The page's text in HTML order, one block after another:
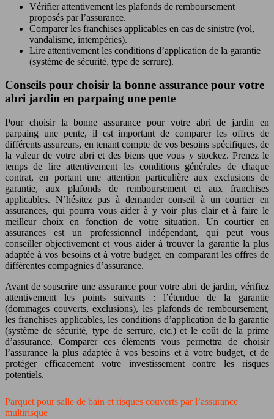
Vérifier attentivement les plafonds de remboursement
proposés par l’assurance.
Comparer les franchises applicables en cas de sinistre (vol,
vandalisme, intempéries).
Lire attentivement les conditions d’application de la garantie
(système de sécurité, type de serrure).
Conseils pour choisir la bonne assurance pour votre
abri jardin en parpaing une pente
Pour choisir la bonne assurance pour votre abri de jardin en
parpaing une pente, il est important de comparer les offres de
différents assureurs, en tenant compte de vos besoins spécifiques, de
la valeur de votre abri et des biens que vous y stockez. Prenez le
temps de lire attentivement les conditions générales de chaque
contrat, en portant une attention particulière aux exclusions de
garantie, aux plafonds de remboursement et aux franchises
applicables. N’hésitez pas à demander conseil à un courtier en
assurances, qui pourra vous aider à y voir plus clair et à faire le
meilleur choix en fonction de votre situation. Un courtier en
assurances est un professionnel indépendant, qui peut vous
conseiller objectivement et vous aider à trouver la garantie la plus
adaptée à vos besoins et à votre budget, en comparant les offres de
différentes compagnies d’assurance.
Avant de souscrire une assurance pour votre abri de jardin, vérifiez
attentivement les points suivants : l’étendue de la garantie
(dommages couverts, exclusions), les plafonds de remboursement,
les franchises applicables, les conditions d’application de la garantie
(système de sécurité, type de serrure, etc.) et le coût de la prime
d’assurance. Comparer ces éléments vous permettra de choisir
l’assurance la plus adaptée à vos besoins et à votre budget, et de
protéger efficacement votre investissement contre les risques
potentiels.
Parquet pour salle de bain et risques couverts par l’assurance
multirisque